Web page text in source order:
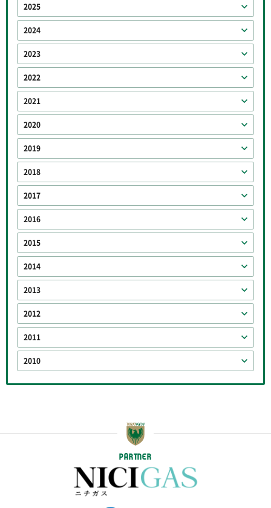
2025
2024
2023
2022
2021
2020
2019
2018
2017
2016
2015
2014
2013
2012
2011
2010
PARTNER